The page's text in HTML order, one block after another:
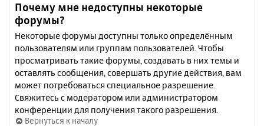
Почему мне недоступны некоторые
форумы?
Некоторые форумы доступны только определённым
пользователям или группам пользователей. Чтобы
просматривать такие форумы, создавать в них темы и
оставлять сообщения, совершать другие действия, вам
может потребоваться специальное разрешение.
Свяжитесь с модератором или администратором
конференции для получения такого разрешения.
Вернуться к началу